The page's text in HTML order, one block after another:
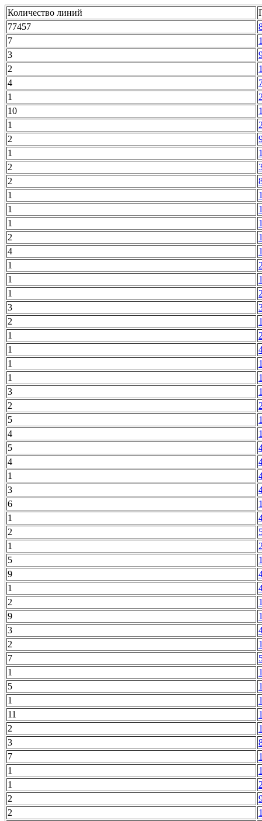
Количество линий
77457
7
3
2
4
1
10
1
2
1
2
2
1
1
1
2
4
1
1
1
3
2
1
1
1
1
3
2
5
4
5
4
1
3
6
1
2
1
5
9
1
2
9
3
2
7
1
5
1
11
2
3
7
1
1
2
2